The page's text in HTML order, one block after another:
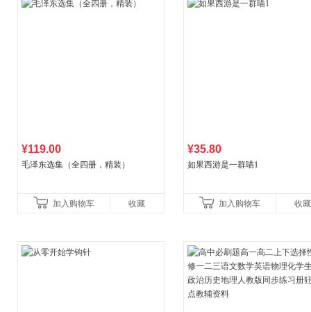
¥119.00
毛泽东选集（全四册，精装）
加入购物车 收藏
¥35.80
如果西游是一群喵1
加入购物车 收藏